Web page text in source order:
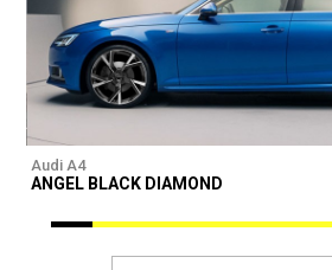
Audi A4
ANGEL BLACK DIAMOND